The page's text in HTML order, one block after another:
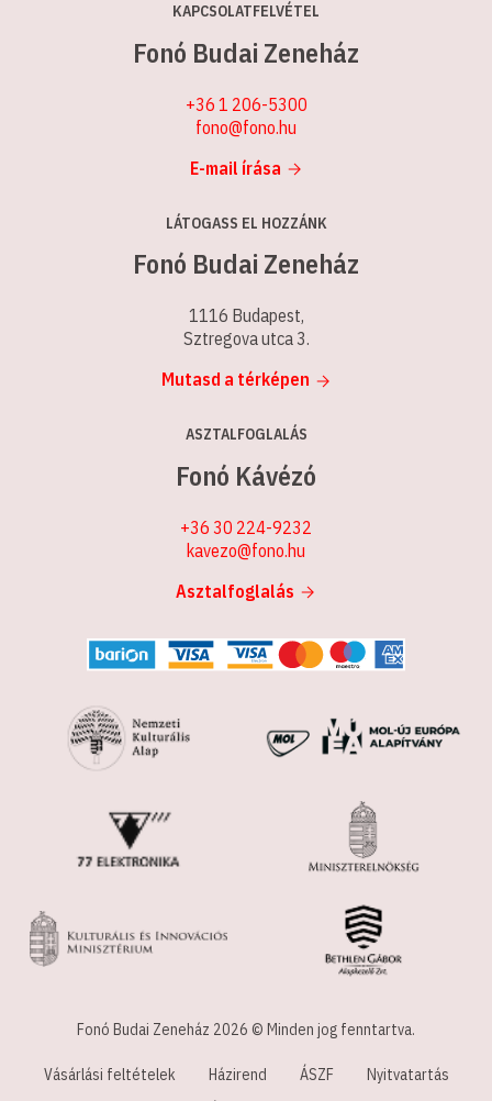
KAPCSOLATFELVÉTEL
Fonó Budai Zeneház
+36 1 206-5300
fono@fono.hu
E-mail írása
LÁTOGASS EL HOZZÁNK
Fonó Budai Zeneház
1116 Budapest,
Sztregova utca 3.
Mutasd a térképen
ASZTALFOGLALÁS
Fonó Kávézó
+36 30 224-9232
kavezo@fono.hu
Asztalfoglalás
Fonó Budai Zeneház 2026 © Minden jog fenntartva.
Vásárlási feltételek Házirend ÁSZF
Nyitvatartás